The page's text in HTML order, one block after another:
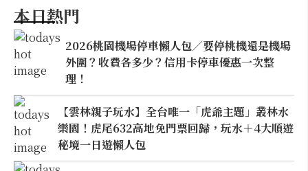
本日熱門
2026桃園機場停車懶人包／要停桃機還是機場
外圍？收費各多少？信用卡停車優惠一次整
理！
【雲林親子玩水】全台唯一「虎爺主題」叢林水
樂園！虎尾632高地免門票回歸，玩水＋4大順遊
秘境一日遊懶人包